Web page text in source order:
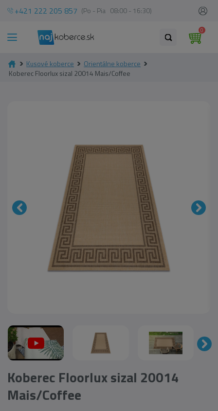
+421 222 205 857 (Po - Pia 08:00 - 16:30)
0
Kusové koberce
Orientálne koberce
Koberec Floorlux sizal 20014 Mais/Coffee
Koberec Floorlux sizal 20014
Mais/Coffee